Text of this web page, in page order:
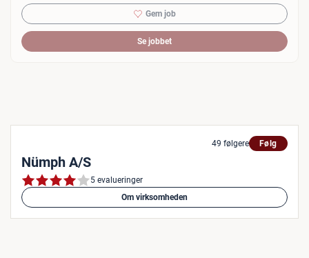
Gem job
Se jobbet
49 følgere Følg
Nümph A/S
5 evalueringer
Om virksomheden